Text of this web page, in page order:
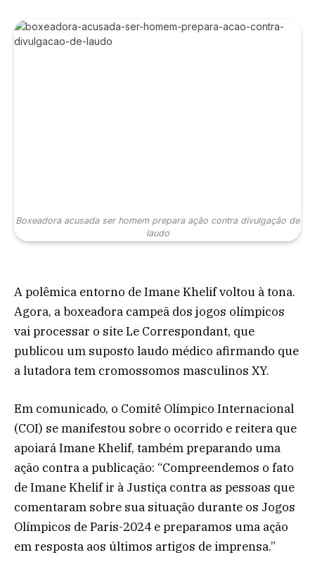
Boxeadora acusada ser homem prepara ação contra divulgação de
laudo
A polêmica entorno de Imane Khelif voltou à tona.
Agora, a boxeadora campeã dos jogos olímpicos
vai processar o site Le Correspondant, que
publicou um suposto laudo médico afirmando que
a lutadora tem cromossomos masculinos XY.
Em comunicado, o Comitê Olímpico Internacional
(COI) se manifestou sobre o ocorrido e reitera que
apoiará Imane Khelif, também preparando uma
ação contra a publicação: “Compreendemos o fato
de Imane Khelif ir à Justiça contra as pessoas que
comentaram sobre sua situação durante os Jogos
Olímpicos de Paris-2024 e preparamos uma ação
em resposta aos últimos artigos de imprensa.”